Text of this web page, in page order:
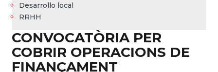
Desarrollo local
RRHH
CONVOCATÒRIA PER
COBRIR OPERACIONS DE
FINANÇAMENT